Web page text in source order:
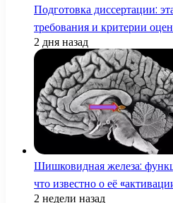
Подготовка диссертации:
требования и критерии
2 дня назад
Шишковидная железа:
что известно о её
2 недели назад